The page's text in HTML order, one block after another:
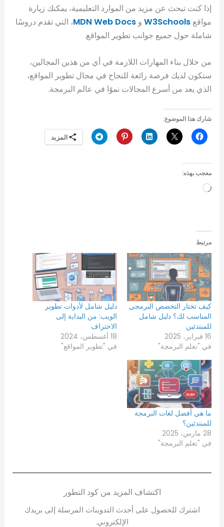
إذا كنت تبحث عن مزيد من الموارد التعليمية، يمكنك زيارة
مواقعW3Schools وMDN Web Docs، التي تقدم دروسًا
شاملة حول جميع جوانب تطوير المواقع.
من خلال بناء المهارات اللازمة في أي من هذين المجالين،
ستكون لديك فرصة رائعة للنجاح في مجال تطوير المواقع،
الذي يعد من أسرع المجالات نموًا في عالم البرمجة.
شارك هذا الموضوع:
المزيد
معجب بهذه:
جاري
مرتبط
كيف تختار التخصص البرمجي
المناسب لك؟ دليل شامل
للمبتدئين
16 فبراير، 2025
في "تعلم البرمجة"
دليل شامل لأدوات تطوير
الويب: من البداية إلى
الاحتراف
18 أغسطس، 2024
في "تطوير المواقع"
ما هي أفضل لغات البرمجة
للمبتدئين؟
28 مارس، 2025
في "تعلم البرمجة"
اكتشاف المزيد من كود التطور
اشترك للحصول على أحدث التدوينات المرسلة إلى بريدك
الإلكتروني.